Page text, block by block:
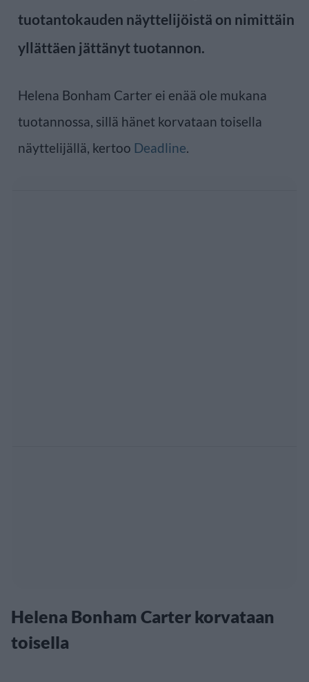
tuotantokauden näyttelijöistä on nimittäin
yllättäen jättänyt tuotannon.
Helena Bonham Carter ei enää ole mukana
tuotannossa, sillä hänet korvataan toisella
näyttelijällä, kertoo Deadline.
Helena Bonham Carter korvataan
toisella